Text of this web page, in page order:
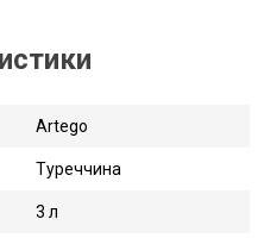
Artego
Туреччина
3 л